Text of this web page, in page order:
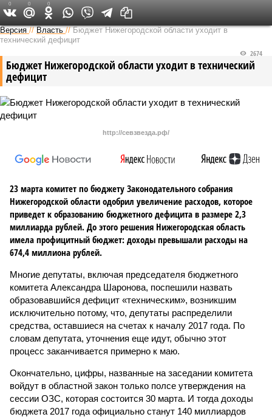
Версия в Кирове
Версия //Власть //Бюджет Нижегородской области уходит в
технический дефицит
Бюджет Нижегородской области уходит в технический
дефицит
2674
http://севзвезда.рф/
23 марта комитет по бюджету Законодательного собрания
Нижегородской области одобрил увеличение расходов, которое
приведет к образованию бюджетного дефицита в размере 2,3
миллиарда рублей. До этого решения Нижегородская область
имела профицитный бюджет: доходы превышали расходы на
674,4 миллиона рублей.
Многие депутаты, включая председателя бюджетного
комитета Александра Шаронова, поспешили назвать
образовавшийся дефицит «техническим», возникшим
исключительно потому, что, депутаты распределили
средства, оставшиеся на счетах к началу 2017 года. По
словам депутата, уточнения еще идут, обычно этот
процесс заканчивается примерно к маю.
Окончательно, цифры, названные на заседании комитета
войдут в областной закон только полсе утверждения на
сессии ОЗС, которая состоится 30 марта. И тогда доходы
бюджета 2017 года официально станут 140 миллиардов
0 0 0